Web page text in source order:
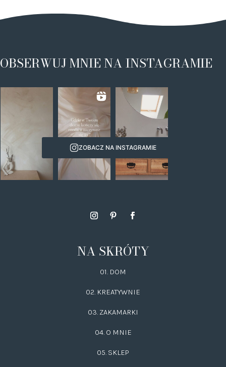
OBSERWUJ MNIE NA INSTAGRAMIE
ZOBACZ NA INSTAGRAMIE
NA SKRÓTY
01. DOM
02. KREATYWNIE
03. ZAKAMARKI
04. O MNIE
05. SKLEP